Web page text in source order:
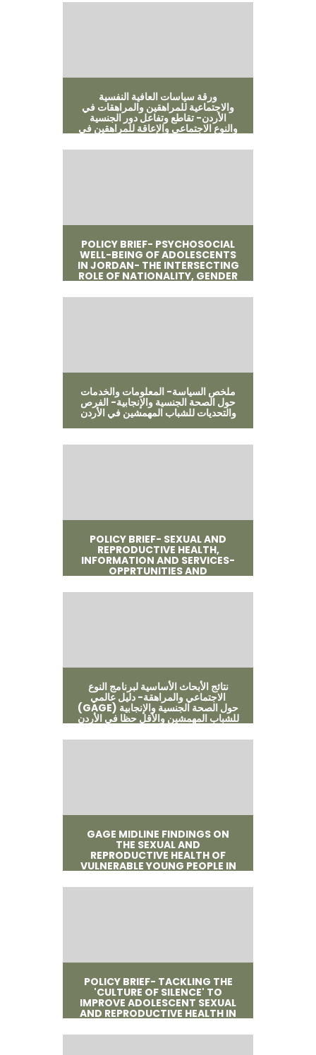
ورقة سياسات العافية النفسية
والاجتماعية للمراهقين والمراهقات في
الأردن- تقاطع وتفاعل دور الجنسية
والنوع الاجتماعي والإعاقة للمراهقين في
POLICY BRIEF- PSYCHOSOCIAL
WELL-BEING OF ADOLESCENTS
IN JORDAN- THE INTERSECTING
ROLE OF NATIONALITY, GENDER
ملخص السياسة- المعلومات والخدمات
حول الصحة الجنسية والإنجابية- الفرص
والتحديات للشباب المهمشين في الأردن
POLICY BRIEF- SEXUAL AND
REPRODUCTIVE HEALTH,
INFORMATION AND SERVICES-
OPPRTUNITIES AND
MARGINALISED YOUNG PEOPLE
نتائج الأبحاث الأساسية لبرنامج النوع
الاجتماعي والمراهقة- دليل عالمي
(GAGE) حول الصحة الجنسية والإنجابية
للشباب المهمشين والأقل حظا في الأردن
GAGE MIDLINE FINDINGS ON
THE SEXUAL AND
REPRODUCTIVE HEALTH OF
VULNERABLE YOUNG PEOPLE IN
POLICY BRIEF- TACKLING THE
'CULTURE OF SILENCE' TO
IMPROVE ADOLESCENT SEXUAL
AND REPRODUCTIVE HEALTH IN